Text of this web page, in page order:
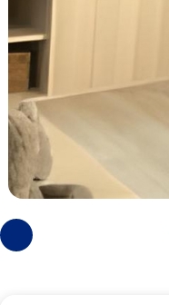
Photos
précédentes